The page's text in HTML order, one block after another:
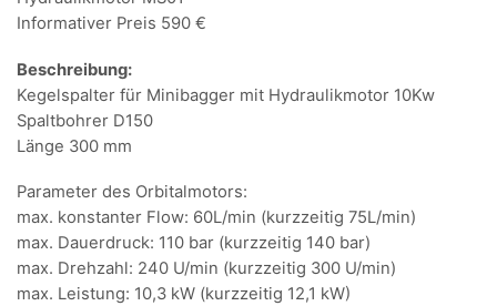
Informativer Preis 590 €
Beschreibung:
Kegelspalter für Minibagger mit Hydraulikmotor 10Kw
Spaltbohrer D150
Länge 300 mm
Parameter des Orbitalmotors:
max. konstanter Flow: 60L/min (kurzzeitig 75L/min)
max. Dauerdruck: 110 bar (kurzzeitig 140 bar)
max. Drehzahl: 240 U/min (kurzzeitig 300 U/min)
max. Leistung: 10,3 kW (kurzzeitig 12,1 kW)